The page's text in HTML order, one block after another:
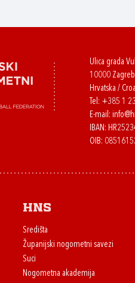
Ulica grada
10000 Zagreb
Hrvatska /
Tel: +385 1
E-mail:
IBAN:
OIB:
HNS
Središta
Županijski nogometni savezi
Suci
Nogometna akademija